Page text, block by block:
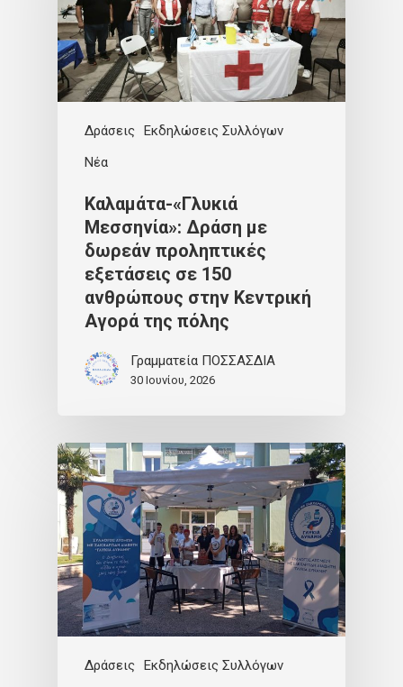
Δράσεις
Εκδηλώσεις Συλλόγων
Νέα
Καλαμάτα-«Γλυκιά
Μεσσηνία»: Δράση με
δωρεάν προληπτικές
εξετάσεις σε 150
ανθρώπους στην Κεντρική
Αγορά της πόλης
Γραμματεία ΠΟΣΣΑΣΔΙΑ
30 Ιουνίου, 2026
Δράσεις
Εκδηλώσεις Συλλόγων